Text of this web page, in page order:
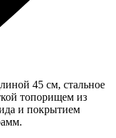
45 см, стальное
топорищем из
и покрытием